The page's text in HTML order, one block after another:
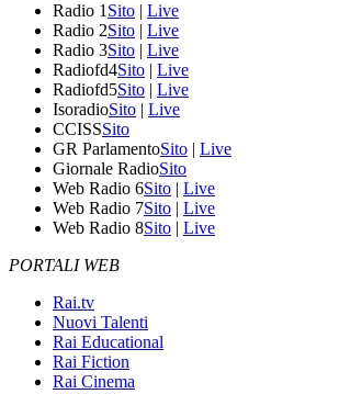
Radio 1 Sito | Live
Radio 2Sito | Live
Radio 3Sito | Live
Radiofd4Sito | Live
Radiofd5Sito | Live
IsoradioSito | Live
CCISSSito
GR ParlamentoSito | Live
Giornale RadioSito
Web Radio 6Sito | Live
Web Radio 7Sito | Live
Web Radio 8Sito | Live
PORTALI WEB
Rai.tv
Nuovi Talenti
Rai Educational
Rai Fiction
Rai Cinema